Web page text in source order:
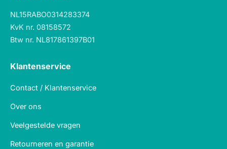
NL15RABO0314283374
KvK nr. 08158572
Btw nr. NL817861397B01
Klantenservice
Contact / Klantenservice
Over ons
Veelgestelde vragen
Retourneren en garantie